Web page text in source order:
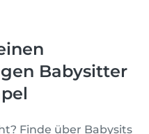
Babysitter
Finde über Babysits